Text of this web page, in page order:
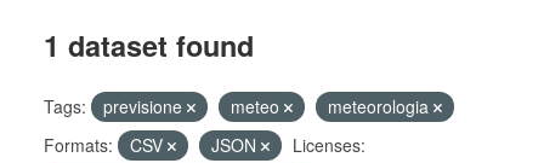
1 dataset found
Tags: previsione meteo
meteorologia
Formats:
CSV JSON
Licenses: